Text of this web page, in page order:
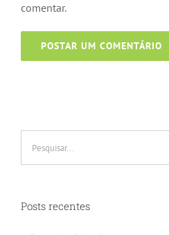
comentar.
resultados
Posts recentes